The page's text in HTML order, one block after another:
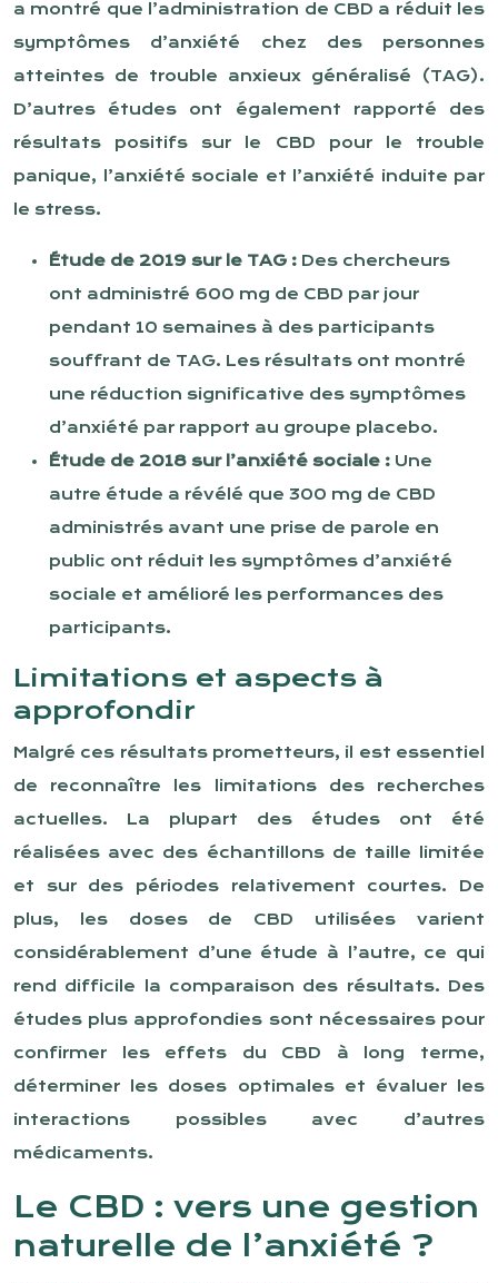
a montré que l’administration de CBD a réduit les
symptômes d’anxiété chez des personnes
atteintes de trouble anxieux généralisé (TAG).
D’autres études ont également rapporté des
résultats positifs sur le CBD pour le trouble
panique, l’anxiété sociale et l’anxiété induite par
le stress.
Étude de 2019 sur le TAG : Des chercheurs
ont administré 600 mg de CBD par jour
pendant 10 semaines à des participants
souffrant de TAG. Les résultats ont montré
une réduction significative des symptômes
d’anxiété par rapport au groupe placebo.
Étude de 2018 sur l’anxiété sociale : Une
autre étude a révélé que 300 mg de CBD
administrés avant une prise de parole en
public ont réduit les symptômes d’anxiété
sociale et amélioré les performances des
participants.
Limitations et aspects à
approfondir
Malgré ces résultats prometteurs, il est essentiel
de reconnaître les limitations des recherches
actuelles. La plupart des études ont été
réalisées avec des échantillons de taille limitée
et sur des périodes relativement courtes. De
plus, les doses de CBD utilisées varient
considérablement d’une étude à l’autre, ce qui
rend difficile la comparaison des résultats. Des
études plus approfondies sont nécessaires pour
confirmer les effets du CBD à long terme,
déterminer les doses optimales et évaluer les
interactions possibles avec d’autres
médicaments.
Le CBD : vers une gestion
naturelle de l’anxiété ?